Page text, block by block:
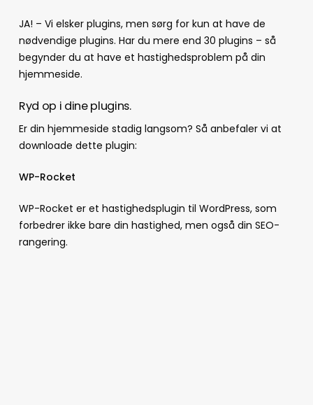
JA! – Vi elsker plugins, men sørg for kun at have de
nødvendige plugins. Har du mere end 30 plugins – så
begynder du at have et hastighedsproblem på din
hjemmeside.
Ryd op i dine plugins.
Er din hjemmeside stadig langsom? Så anbefaler vi at
downloade dette plugin:
WP-Rocket
WP-Rocket er et hastighedsplugin til WordPress, som
forbedrer ikke bare din hastighed, men også din SEO-
rangering.